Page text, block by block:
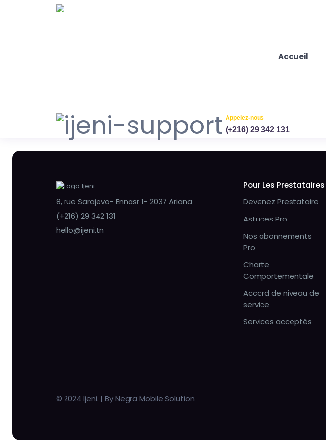
Accueil
Appelez-nous
(+216) 29 342 131
8, rue Sarajevo- Ennasr 1- 2037 Ariana
(+216) 29 342 131
hello@ijeni.tn
Pour Les Prestataires
Devenez Prestataire
Astuces Pro
Nos abonnements
Pro
Charte
Comportementale
Accord de niveau de
service
Services acceptés
© 2024 Ijeni. | By Negra Mobile Solution